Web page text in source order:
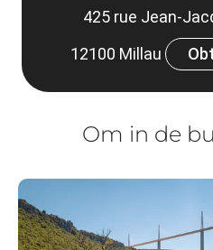
425 rue Jean-
12100 Millau
Om in de